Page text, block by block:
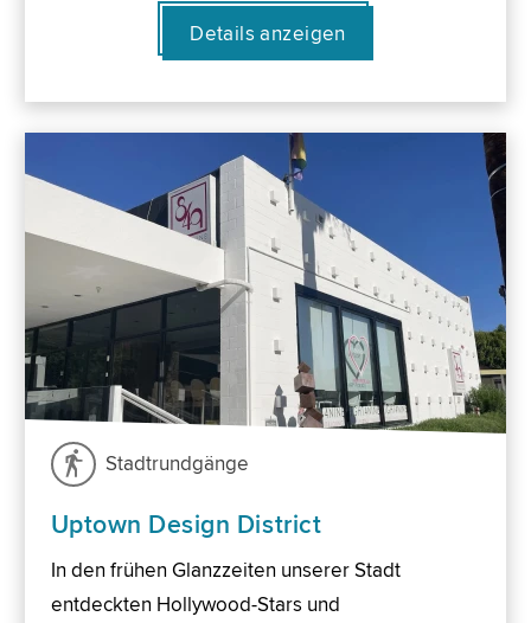
Details anzeigen
Stadtrundgänge
Uptown Design District
In den frühen Glanzzeiten unserer Stadt
entdeckten Hollywood-Stars und